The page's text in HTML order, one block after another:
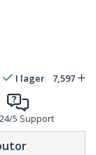
I lager 7,597
5 Support